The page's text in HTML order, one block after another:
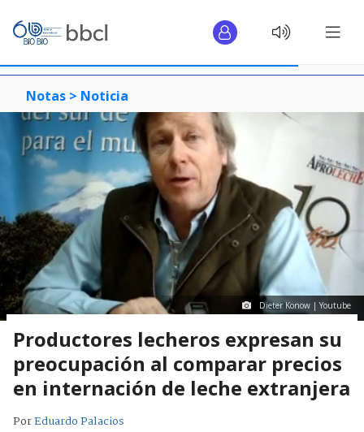
Notas > Noticia
Dieter Konow | Youtube
Productores lecheros expresan su
preocupación al comparar precios
en internación de leche extranjera
PorEduardo Palacios